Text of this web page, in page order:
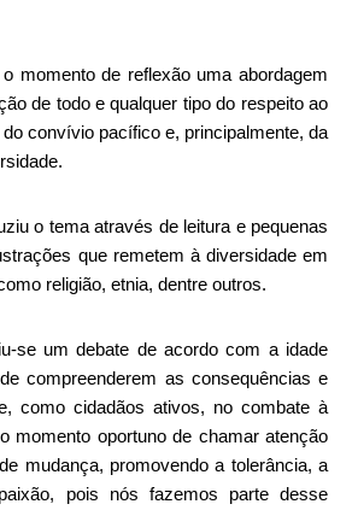
momento de reflexão uma abordagem
de todo e qualquer tipo do respeito ao
convívio pacífico e, principalmente, da
o tema através de leitura e pequenas
que remetem à diversidade em
religião, etnia, dentre outros.
se um debate de acordo com a idade
compreenderem as consequências e
como cidadãos ativos, no combate à
momento oportuno de chamar atenção
mudança, promovendo a tolerância, a
pois nós fazemos parte desse